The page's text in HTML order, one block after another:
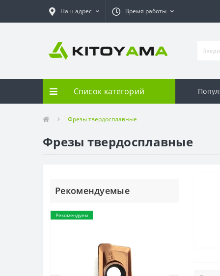
Наш адрес Время работы
Список категорий
Фрезы твердосплавные
Фрезы твердосплавные
Рекомендуемые
Рекомендуем